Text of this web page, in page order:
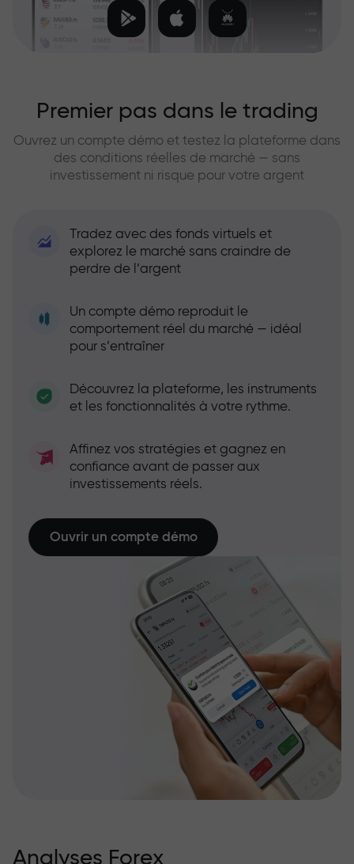
Premier pas dans le trading
Ouvrez un compte démo et testez la plateforme dans
des conditions réelles de marché — sans
investissement ni risque pour votre argent
Tradez avec des fonds virtuels et
explorez le marché sans craindre de
perdre de l’argent
Un compte démo reproduit le
comportement réel du marché — idéal
pour s’entraîner
Découvrez la plateforme, les instruments
et les fonctionnalités à votre rythme.
Affinez vos stratégies et gagnez en
confiance avant de passer aux
investissements réels.
Ouvrir un compte démo
Analyses Forex